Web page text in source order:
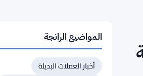
المواضيع الرائجة
أخبار العملات البديلة